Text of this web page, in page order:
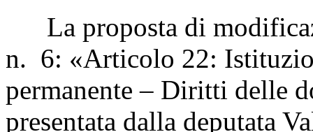
La proposta di
n. 6: «Articolo 22:
permanente – Diritti delle
presentata dalla deputata